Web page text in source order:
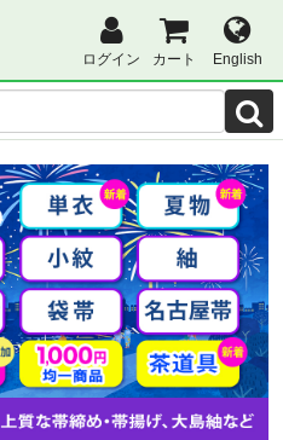
ログイン カート English